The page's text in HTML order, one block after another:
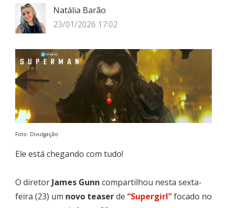
Natália Barão
23/01/2026 17:02
Foto: Divulgação
Ele está chegando com tudo!
O diretor James Gunn compartilhou nesta sexta-
feira (23) um novo teaserde “Supergirl”focado no